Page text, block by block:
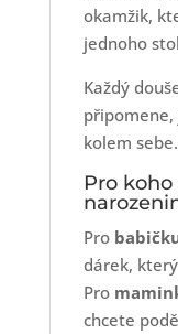
okamžik,
jednoho
Každý
připomene,
kolem sebe.
Pro
Pro
dárek,
Pro
chcete